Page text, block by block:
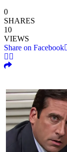
0
SHARES
10
VIEWS
Share on Facebook